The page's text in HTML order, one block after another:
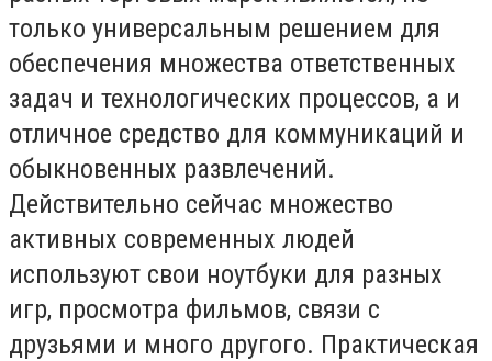
только универсальным решением для
обеспечения множества ответственных
задач и технологических процессов, а и
отличное средство для коммуникаций и
обыкновенных развлечений.
Действительно сейчас множество
активных современных людей
используют свои ноутбуки для разных
игр, просмотра фильмов, связи с
друзьями и много другого. Практическая